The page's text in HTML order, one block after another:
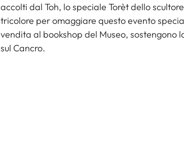
accolti dal Toh, lo speciale Torèt dello
tricolore per omaggiare questo evento
vendita al bookshop del Museo, sostengono
sul Cancro.